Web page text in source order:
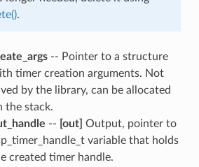
.
-- Pointer to a structure
timer creation arguments. Not
by the library, can be allocated
the stack.
-- [out] Output, pointer to
variable that holds
created timer handle.